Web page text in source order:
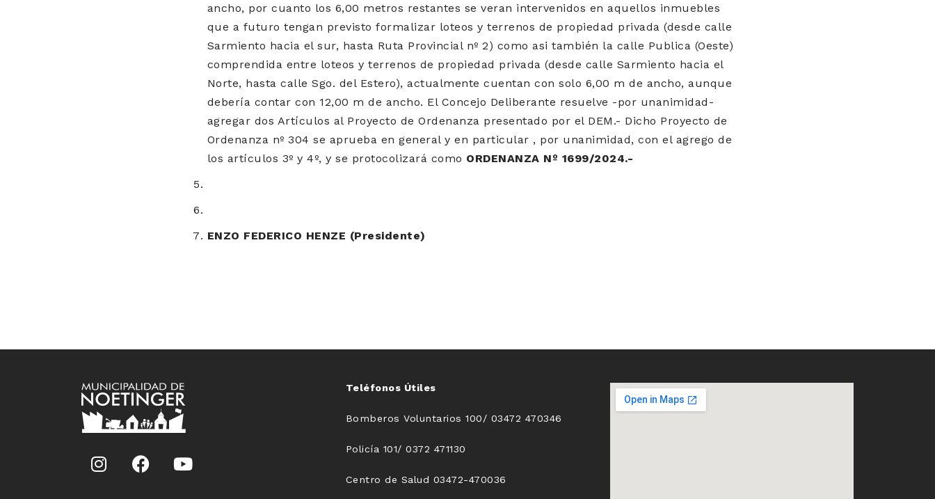
ancho, por cuanto los 6,00 metros restantes se veran intervenidos en aquellos inmuebles
que a futuro tengan previsto formalizar loteos y terrenos de propiedad privada (desde calle
Sarmiento hacia el sur, hasta Ruta Provincial nº 2) como asi también la calle Publica (Oeste)
comprendida entre loteos y terrenos de propiedad privada (desde calle Sarmiento hacia el
Norte, hasta calle Sgo. del Estero), actualmente cuentan con solo 6,00 m de ancho, aunque
debería contar con 12,00 m de ancho. El Concejo Deliberante resuelve -por unanimidad-
agregar dos Artículos al Proyecto de Ordenanza presentado por el DEM.- Dicho Proyecto de
Ordenanza nº 304 se aprueba en general y en particular , por unanimidad, con el agrego de
los artículos 3º y 4º, y se protocolizará como ORDENANZA Nº 1699/2024.-
ENZO FEDERICO HENZE (Presidente)
Teléfonos Útiles
Bomberos Voluntarios 100/ 03472 470346
Policía 101/ 0372 471130
Centro de Salud 03472-470036